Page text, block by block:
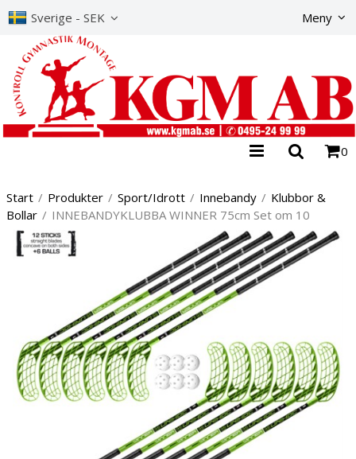
Sverige - SEK Meny
0
Start / Produkter / Sport/Idrott / Innebandy / Klubbor &
Bollar / INNEBANDYKLUBBA WINNER 75cm Set om 10